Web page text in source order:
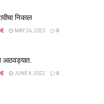
निकाल
MAY 26, 2023 0
आठवड्यात..
JUNE 4, 2022 0